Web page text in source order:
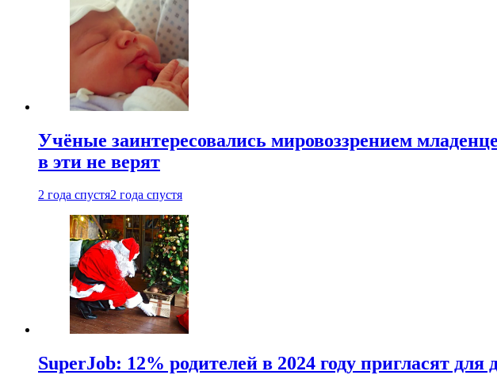
Учёные заинтересовались мировоззрением
в эти не верят
2 года спустя2 года спустя
SuperJob: 12% родителей в 2024 году пригласят